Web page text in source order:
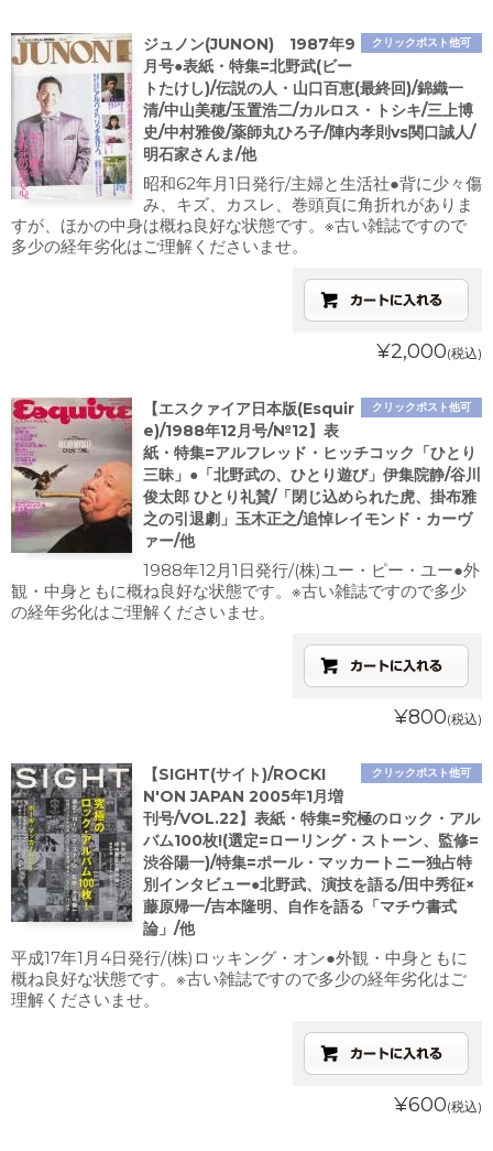
クリックポスト他可
ジュノン(JUNON) 1987年9
月号●表紙・特集=北野武(ビー
トたけし)/伝説の人・山口百恵(最終回)/錦織一
清/中山美穂/玉置浩二/カルロス・トシキ/三上博
史/中村雅俊/薬師丸ひろ子/陣内孝則vs関口誠人/
明石家さんま/他
昭和62年月1日発行/主婦と生活社●背に少々傷
み、キズ、カスレ、巻頭頁に角折れがありま
すが、ほかの中身は概ね良好な状態です。※古い雑誌ですので
多少の経年劣化はご理解くださいませ。
¥2,000(税込)
クリックポスト他可
【エスクァイア日本版(Esquir
e)/1988年12月号/№12】表
紙・特集=アルフレッド・ヒッチコック「ひとり
三昧」●「北野武の、ひとり遊び」伊集院静/谷川
俊太郎 ひとり礼賛/「閉じ込められた虎、掛布雅
之の引退劇」玉木正之/追悼レイモンド・カーヴ
ァー/他
1988年12月1日発行/(株)ユー・ピー・ユー●外
観・中身ともに概ね良好な状態です。※古い雑誌ですので多少
の経年劣化はご理解くださいませ。
¥800(税込)
クリックポスト他可
【SIGHT(サイト)/ROCKI
N'ON JAPAN 2005年1月増
刊号/VOL.22】表紙・特集=究極のロック・アル
バム100枚!(選定=ローリング・ストーン、監修=
渋谷陽一)/特集=ポール・マッカートニー独占特
別インタビュー●北野武、演技を語る/田中秀征×
藤原帰一/吉本隆明、自作を語る「マチウ書式
論」/他
平成17年1月4日発行/(株)ロッキング・オン●外観・中身ともに
概ね良好な状態です。※古い雑誌ですので多少の経年劣化はご
理解くださいませ。
¥600(税込)